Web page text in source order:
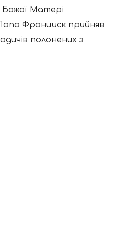
Божої Матері
Франциск прийняв
полонених з